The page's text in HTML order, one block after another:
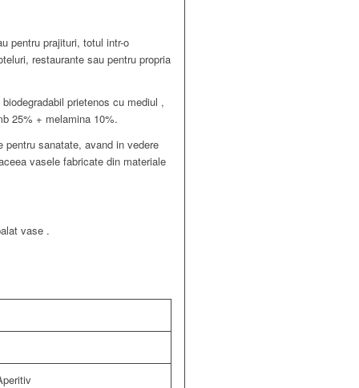
pentru prajituri, totul intr-o
restaurante sau pentru propria
prietenos cu mediul ,
25% + melamina 10%.
sanatate, avand in vedere
vasele fabricate din materiale
vase .